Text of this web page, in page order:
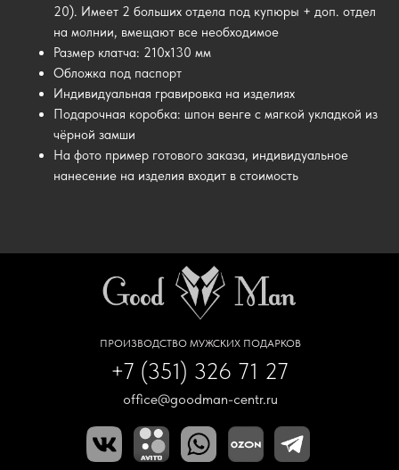
20). Имеет 2 больших отдела под купюры + доп. отдел
на молнии, вмещают все необходимое
Размер клатча: 210х130 мм
Обложка под паспорт
Индивидуальная гравировка на изделиях
Подарочная коробка: шпон венге с мягкой укладкой из
чёрной замши
На фото пример готового заказа, индивидуальное
нанесение на изделия входит в стоимость
ПРОИЗВОДСТВО МУЖСКИХ ПОДАРКОВ
+7 (351) 326 71 27
office@goodman-centr.ru